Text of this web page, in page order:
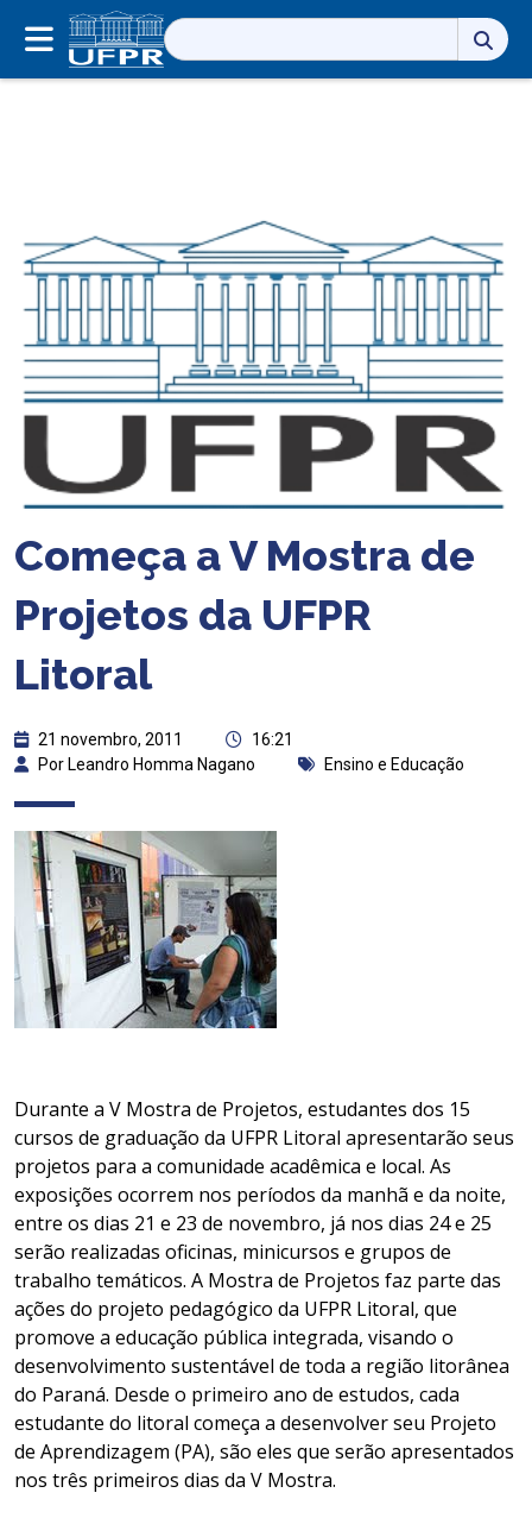
Pesquisar
por:
Começa a V Mostra de
Projetos da UFPR
Litoral
21 novembro, 2011
16:21
Por Leandro Homma Nagano
Ensino e Educação
Durante a V Mostra de Projetos, estudantes dos 15
cursos de graduação da UFPR Litoral apresentarão seus
projetos para a comunidade acadêmica e local. As
exposições ocorrem nos períodos da manhã e da noite,
entre os dias 21 e 23 de novembro, já nos dias 24 e 25
serão realizadas oficinas, minicursos e grupos de
trabalho temáticos. A Mostra de Projetos faz parte das
ações do projeto pedagógico da UFPR Litoral, que
promove a educação pública integrada, visando o
desenvolvimento sustentável de toda a região litorânea
do Paraná. Desde o primeiro ano de estudos, cada
estudante do litoral começa a desenvolver seu Projeto
de Aprendizagem (PA), são eles que serão apresentados
nos três primeiros dias da V Mostra.